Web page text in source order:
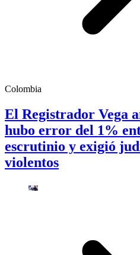
Colombia
El Registrador Vega
hubo error del 1%
escrutinio y exigió
violentos